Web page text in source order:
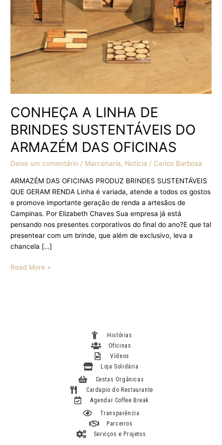
CONHEÇA A LINHA DE
BRINDES SUSTENTÁVEIS DO
ARMAZÉM DAS OFICINAS
Deixe um comentário / Marcenaria, Notícia / Carlos Barbosa
ARMAZÉM DAS OFICINAS PRODUZ BRINDES SUSTENTÁVEIS
QUE GERAM RENDA Linha é variada, atende a todos os gostos
e promove importante geração de renda a artesãos de
Campinas. Por Elizabeth Chaves Sua empresa já está
pensando nos presentes corporativos do final do ano?E que tal
presentear com um brinde, que além de exclusivo, leva a
chancela […]
DO
ARMAZÉM
DAS
OFICINAS
Read More »
Histórias
Oficinas
Vídeos
Loja Solidária
Cestas Orgânicas
Cardapio do Restaurante
Agendar Coffee Break
Transparência
Parceiros
Serviços e Projetos